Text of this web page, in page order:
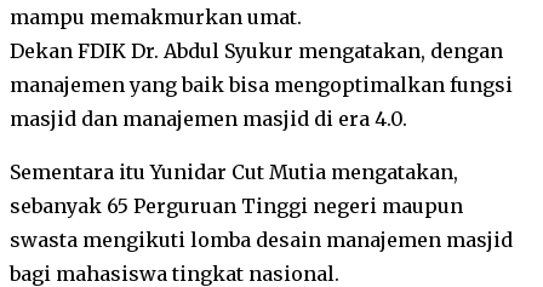
mampu memakmurkan umat.
Dekan FDIK Dr. Abdul Syukur mengatakan, dengan
manajemen yang baik bisa mengoptimalkan fungsi
masjid dan manajemen masjid di era 4.0.
Sementara itu Yunidar Cut Mutia mengatakan,
sebanyak 65 Perguruan Tinggi negeri maupun
swasta mengikuti lomba desain manajemen masjid
bagi mahasiswa tingkat nasional.